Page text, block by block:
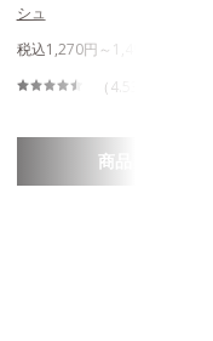
シュ
税込1,270円～1,490円
（4.53 / 235件）
商品を選ぶ